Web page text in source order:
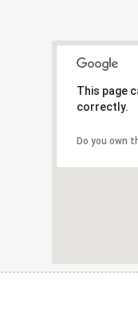
This page
correctly.
Do you own